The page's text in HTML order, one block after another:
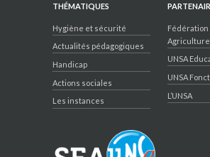
THÉMATIQUES
Hygiène et sécurité
Actualités pédagogiques
Handicap
Actions sociales
Les instances
Fédération
Agriculture
UNSA
UNSA
L’UNSA